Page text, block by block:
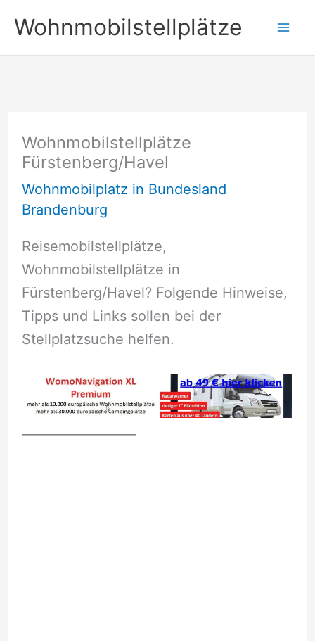
Inhalt
springen
Wohnmobilstellplätze
Wohnmobilstellplätze
Fürstenberg/Havel
Wohnmobilplatz in Bundesland
Brandenburg
Reisemobilstellplätze,
Wohnmobilstellplätze in
Fürstenberg/Havel? Folgende Hinweise,
Tipps und Links sollen bei der
Stellplatzsuche helfen.